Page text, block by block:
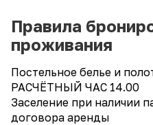
Правила
проживания
Постельное белье и
РАСЧЁТНЫЙ ЧАС 14.00
Заселение при наличии
договора аренды